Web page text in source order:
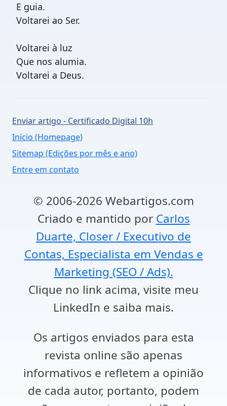
E guia.
Voltarei ao Ser.
Voltarei à luz
Que nos alumia.
Voltarei a Deus.
Enviar artigo - Certificado Digital 10h
Início (Homepage)
Sitemap (Edições por mês e ano)
Entre em contato
© 2006-2026 Webartigos.com
Criado e mantido por Carlos
Duarte, Closer / Executivo de
Contas, Especialista em Vendas e
Marketing (SEO / Ads).
Clique no link acima, visite meu
LinkedIn e saiba mais.
Os artigos enviados para esta
revista online são apenas
informativos e refletem a opinião
de cada autor, portanto, podem